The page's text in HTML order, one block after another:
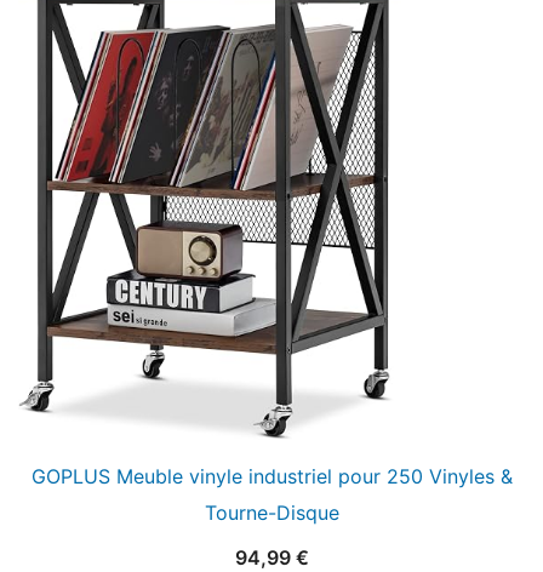
GOPLUS Meuble vinyle industriel pour 250 Vinyles &
Tourne-Disque
94,99 €